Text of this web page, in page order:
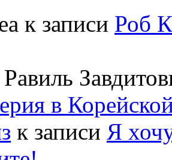
к записи Роб
в
к записи Я